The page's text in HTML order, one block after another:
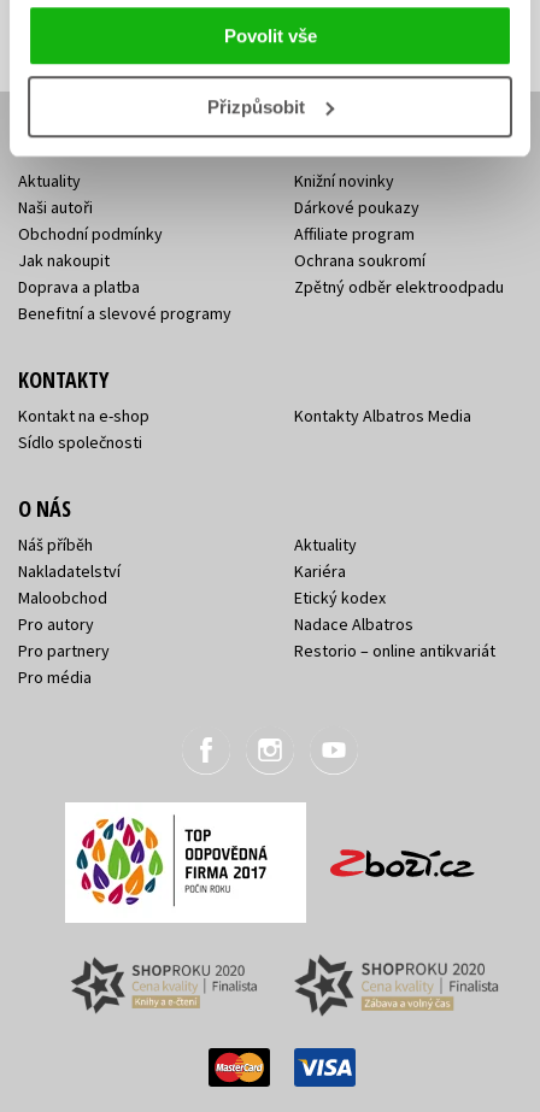
Povolit vše
Přizpůsobit
mailová
mailová
Vaše e-mailová adresa Přihlásit se
E-SHOP
Aktuality
Naši autoři
Obchodní podmínky
Jak nakoupit
Doprava a platba
Benefitní a slevové programy
Knižní novinky
Dárkové poukazy
Affiliate program
Ochrana soukromí
Zpětný odběr elektroodpadu
KONTAKTY
Kontakt na e-shop
Sídlo společnosti
Kontakty Albatros Media
O NÁS
Náš příběh
Nakladatelství
Maloobchod
Pro autory
Pro partnery
Pro média
Aktuality
Kariéra
Etický kodex
Nadace Albatros
Restorio – online antikvariát